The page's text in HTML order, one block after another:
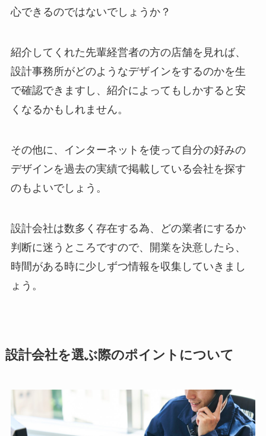
心できるのではないでしょうか？
紹介してくれた先輩経営者の方の店舗を見れば、
設計事務所がどのようなデザインをするのかを生
で確認できますし、紹介によってもしかすると安
くなるかもしれません。
その他に、
インターネットを使って自分の好みの
デザインを過去の実績で掲載している会社を探す
のもよいでしょう。
設計会社は数多く存在する為、どの業者にするか
判断に迷うところですので、開業を決意したら、
時間がある時に少しずつ情報を収集していきまし
ょう。
設計会社を選ぶ際のポイントについて